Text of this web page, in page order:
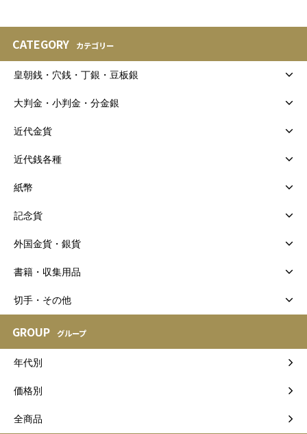
CATEGORY カテゴリー
皇朝銭・穴銭・丁銀・豆板銀
大判金・小判金・分金銀
近代金貨
近代銭各種
紙幣
記念貨
外国金貨・銀貨
書籍・収集用品
切手・その他
GROUP グループ
年代別
価格別
全商品